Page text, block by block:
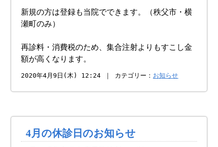
新規の方は登録も当院でできます。（秩父市・横
瀬町のみ）
再診料・消費税のため、集合注射よりもすこし金
額が高くなります。
2020年4月9日(木) 12:24 ｜ カテゴリー： お知らせ
4月の休診日のお知らせ